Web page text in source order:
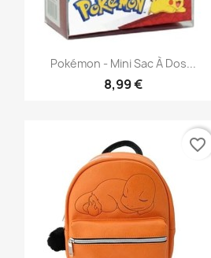
Aperçu rapide
Pokémon - Mini Sac À Dos...
8,99 €
favorite_border